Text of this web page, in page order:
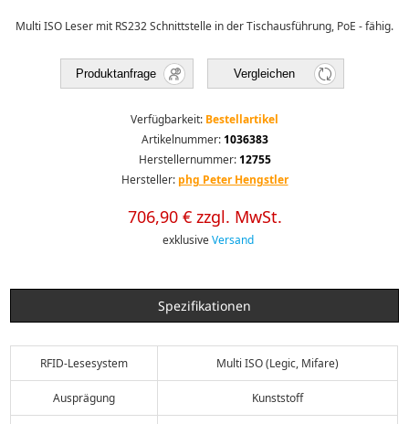
Multi ISO Leser mit RS232 Schnittstelle in der Tischausführung, PoE - fähig.
Produktanfrage Vergleichen
Verfügbarkeit: Bestellartikel
Artikelnummer: 1036383
Herstellernummer: 12755
Hersteller: phg Peter Hengstler
706,90 € zzgl. MwSt.
exklusiveVersand
Spezifikationen
RFID-Lesesystem Multi ISO (Legic, Mifare)
Ausprägung Kunststoff